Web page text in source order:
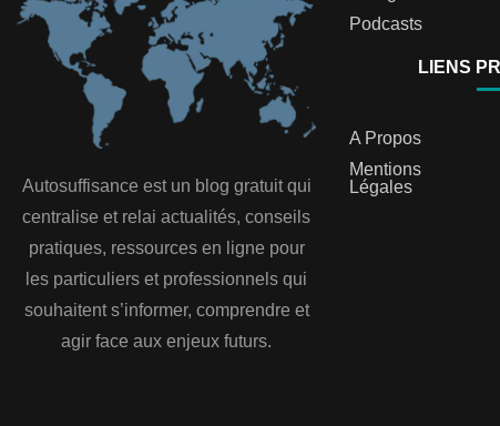
Autosuffisance est un blog gratuit qui
centralise et relai actualités, conseils
pratiques, ressources en ligne pour
les particuliers et professionnels qui
souhaitent s’informer, comprendre et
agir face aux enjeux futurs.
Podcasts
LIENS
A Propos
Mentions
Légales